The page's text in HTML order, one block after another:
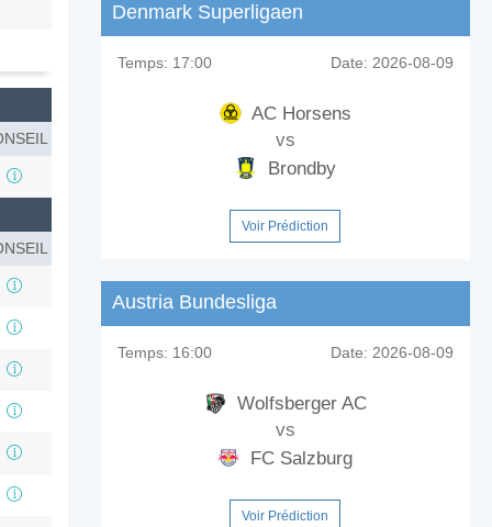
Denmark Superligaen
Temps: 17:00 Date: 2026-08-09
AC Horsens
vs
Brondby
Voir Prédiction
Austria Bundesliga
Temps: 16:00 Date: 2026-08-09
Wolfsberger AC
vs
FC Salzburg
Voir Prédiction